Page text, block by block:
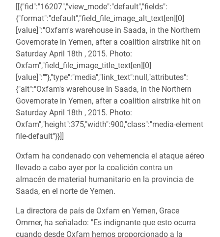
navegación
[[{"fid":"16207","view_mode":"default","fields":
{"format":"default","field_file_image_alt_text[en][0]
[value]":"Oxfam's warehouse in Saada, in the Northern
Governorate in Yemen, after a coalition airstrike hit on
Saturday April 18th , 2015. Photo:
Oxfam","field_file_image_title_text[en][0]
[value]":""},"type":"media","link_text":null,"attributes":
{"alt":"Oxfam's warehouse in Saada, in the Northern
Governorate in Yemen, after a coalition airstrike hit on
Saturday April 18th , 2015. Photo:
Oxfam","height":375,"width":900,"class":"media-element
file-default"}}]]
Oxfam ha condenado con vehemencia el ataque aéreo
llevado a cabo ayer por la coalición contra un
almacén de material humanitario en la provincia de
Saada, en el norte de Yemen.
La directora de país de Oxfam en Yemen, Grace
Ommer, ha señalado: "Es indignante que esto ocurra
cuando desde Oxfam hemos proporcionado a la